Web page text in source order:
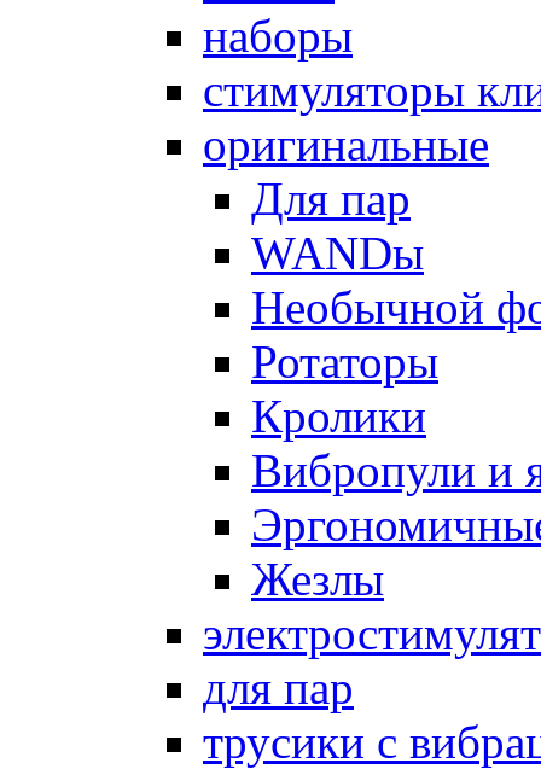
наборы
стимуляторы
оригинальные
Для пар
WANDы
Необычной
Ротаторы
Кролики
Вибропули и
Жезлы
для пар
трусики с